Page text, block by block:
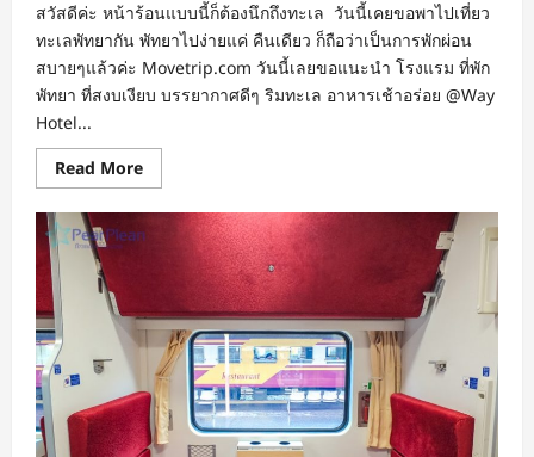
สวัสดีค่ะ หน้าร้อนแบบนี้ก็ต้องนึกถึงทะเล วันนี้เคยขอพาไปเที่ยว
ทะเลพัทยากัน พัทยาไปง่ายแค่ คืนเดียว ก็ถือว่าเป็นการพักผ่อน
สบายๆแล้วค่ะ Movetrip.com วันนี้เลยขอแนะนำ โรงแรม ที่พัก
พัทยา ที่สงบเงียบ บรรยากาศดีๆ ริมทะเล อาหารเช้าอร่อย @Way
Hotel...
Read MoreRead
more
หนี
ร้อน
@Way
Hotel
Pattaya